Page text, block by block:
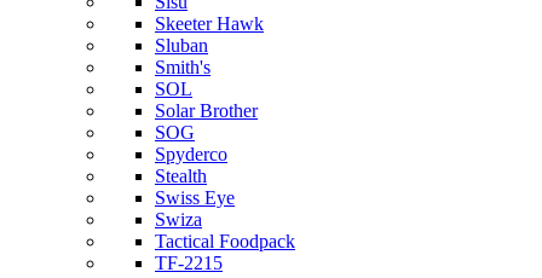
Skeeter Hawk
Sluban
Smith's
SOL
Solar Brother
SOG
Spyderco
Stealth
Swiss Eye
Swiza
Tactical Foodpack
TF-2215